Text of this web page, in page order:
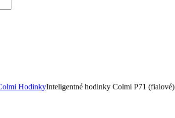
HodinkyInteligentné hodinky Colmi P71 (fialové)